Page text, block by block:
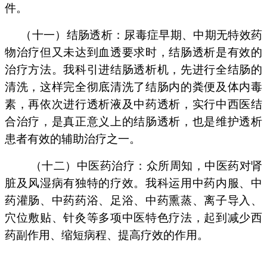
件。
（十一）结肠透析：尿毒症早期、中期无特效药
物治疗但又未达到血透要求时，结肠透析是有效的
治疗方法。我科引进结肠透析机，先进行全结肠的
清洗，这样完全彻底清洗了结肠内的粪便及体内毒
素，再依次进行透析液及中药透析，实行中西医结
合治疗，是真正意义上的结肠透析，也是维护透析
患者有效的辅助治疗之一。
（十二）中医药治疗：众所周知，中医药对肾
脏及风湿病有独特的疗效。我科运用中药内服、中
药灌肠、中药药浴、足浴、中药熏蒸、离子导入、
穴位敷贴、针灸等多项中医特色疗法，起到减少西
药副作用、缩短病程、提高疗效的作用。